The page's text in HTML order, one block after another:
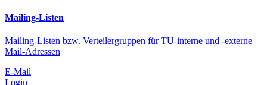
Mailing-Listen
Mailing-Listen bzw. Verteilergruppen für TU-interne und -externe
Mail-Adressen
E-Mail
Login